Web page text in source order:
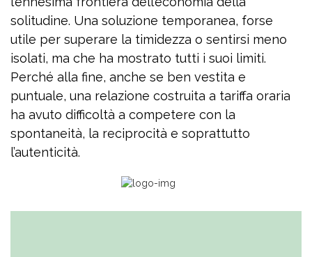
solitudine. Una soluzione temporanea, forse
utile per superare la timidezza o sentirsi meno
isolati, ma che ha mostrato tutti i suoi limiti.
Perché alla fine, anche se ben vestita e
puntuale, una relazione costruita a tariffa oraria
ha avuto difficoltà a competere con la
spontaneità, la reciprocità e soprattutto
l’autenticità.